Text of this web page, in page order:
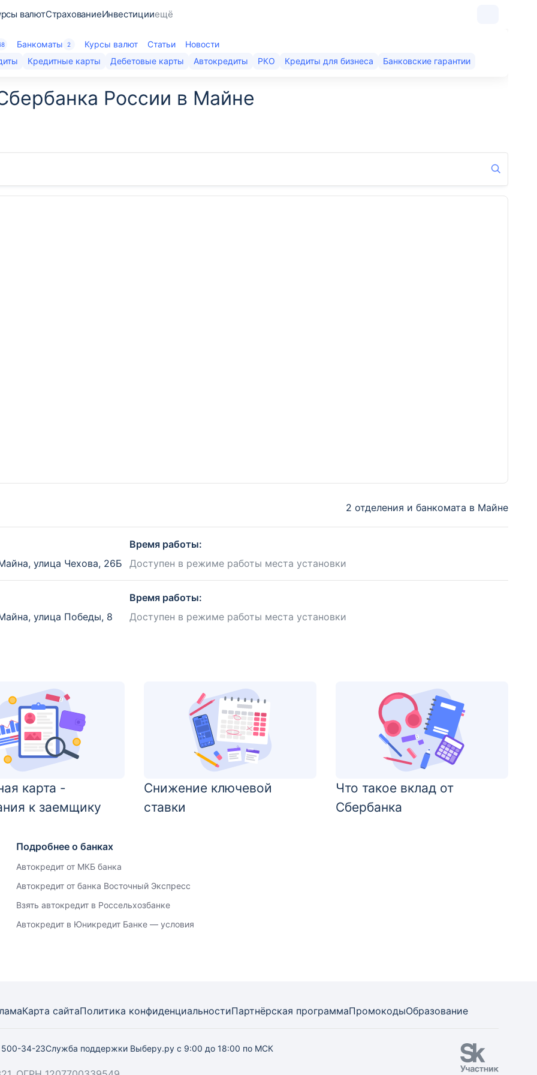
валютСтрахованиеИнвестицииещё
Банкоматы 2 Курсы валют Статьи
Новости
Кредитные карты Дебетовые карты Автокредиты РКО Кредиты для бизнеса Банковские гарантии
России в Майне
2 отделения и банкомата в Майне
улица Чехова, 26Б
Время работы:
Доступен в режиме работы места установки
улица Победы, 8
Время работы:
Доступен в режиме работы места установки
карта -
к заемщику
Снижение ключевой
ставки
Что такое вклад от
Сбербанка
Подробнее о банках
Автокредит от МКБ банка
Автокредит от банка Восточный Экспресс
Взять автокредит в Россельхозбанке
Автокредит в Юникредит Банке — условия
Карта сайтаПолитика конфиденциальностиПартнёрская программаПромокодыОбразование
34-23Служба поддержки Выберу.ру с 9:00 до 18:00 по МСК